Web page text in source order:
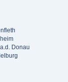
Donau